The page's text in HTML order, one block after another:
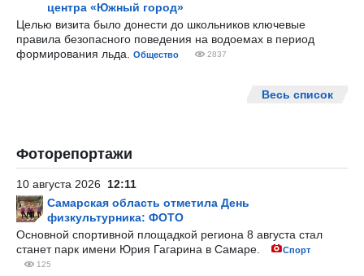
центра «Южный город»
Целью визита было донести до школьников ключевые
правила безопасного поведения на водоемах в период
формирования льда.
Общество 2837
Весь список
Фоторепортажи
10 августа 2026 12:11
Самарская область отметила День
физкультурника: ФОТО
Основной спортивной площадкой региона 8 августа стал
станет парк имени Юрия Гагарина в Самаре.
Спорт
125